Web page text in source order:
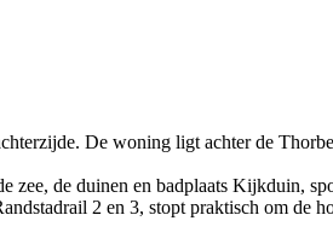
De woning ligt achter de
de duinen en badplaats Kijkduin,
2 en 3, stopt praktisch om de